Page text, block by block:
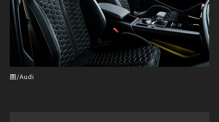
圖/Audi